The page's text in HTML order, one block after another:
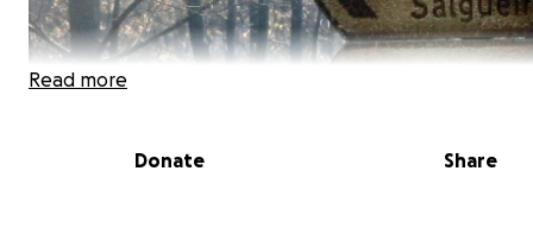
Read more
Donate Share